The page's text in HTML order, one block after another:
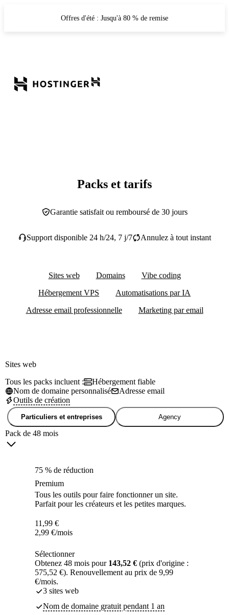
Offres d'été : Jusqu'à 80 % de remise
Packs et tarifs
Garantie satisfait ou remboursé de 30 jours
Support disponible 24 h/24, 7 j/7 Annulez à tout instant
Sites web Domains
Vibe coding
Hébergement VPS
Automatisations par IA
Adresse email professionnelle
Marketing par email
Sites web
Tous les packs incluent :
Hébergement fiable
Nom de domaine personnalisé
Adresse email
Outils de création
Particuliers et entreprises Agency
Pack de 48 mois
75 % de réduction
Premium
Tous les outils pour faire fonctionner un site.
Parfait pour les créateurs et les petites marques.
11,99 €
2,99 €/mois
Sélectionner
Obtenez 48 mois pour 143,52 € (prix d'origine :
575,52 €). Renouvellement au prix de 9,99
€/mois.
3 sites web
Nom de domaine gratuit pendant 1 an